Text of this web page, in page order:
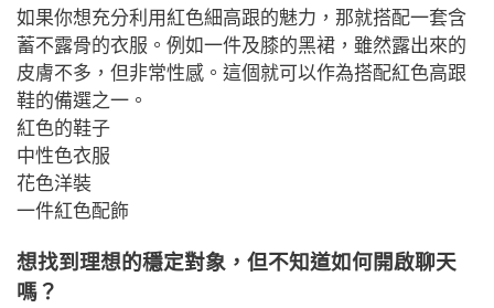
如果你想充分利用紅色細高跟的魅力，那就搭配一套含
蓄不露骨的衣服。例如一件及膝的黑裙，雖然露出來的
皮膚不多，但非常性感。這個就可以作為搭配紅色高跟
鞋的備選之一。
紅色的鞋子
中性色衣服
花色洋裝
一件紅色配飾
想找到理想的穩定對象，但不知道如何開啟聊天
嗎？